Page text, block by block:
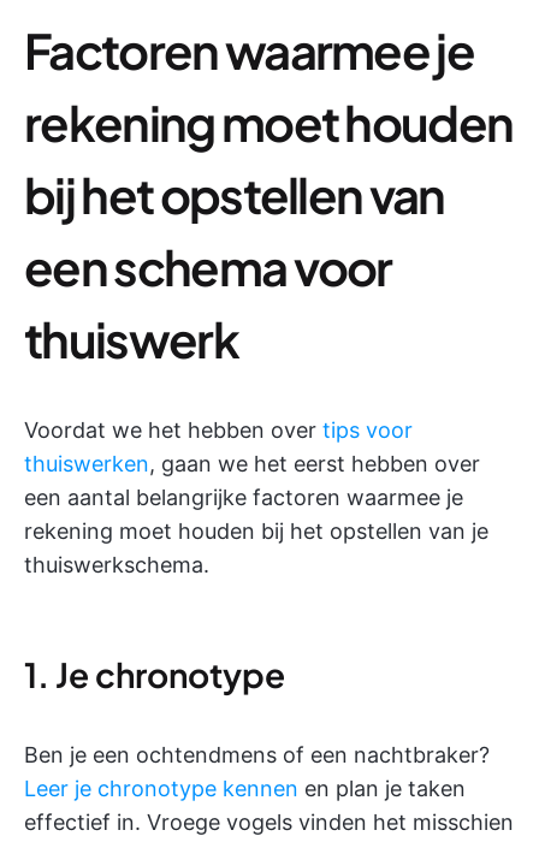
Factoren waarmee je
rekening moet houden
bij het opstellen van
een schema voor
thuiswerk
Voordat we het hebben over tips voor
thuiswerken, gaan we het eerst hebben over
een aantal belangrijke factoren waarmee je
rekening moet houden bij het opstellen van je
thuiswerkschema.
1. Je chronotype
Ben je een ochtendmens of een nachtbraker?
Leer je chronotype kennen en plan je taken
effectief in. Vroege vogels vinden het misschien